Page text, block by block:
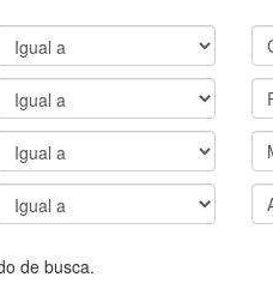
de busca.